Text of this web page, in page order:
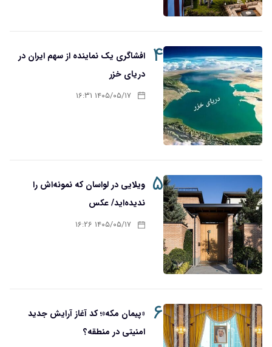
۴
افشاگری یک نماینده از سهم ایران در
دریای خزر
۱۴۰۵/۰۵/۱۷ ۱۶:۳۱
۵ ویلایی در لواسان که نمونه‌اش را
ندیده‌اید/ عکس
۱۴۰۵/۰۵/۱۷ ۱۶:۲۶
۶
«پیمان مکه»؛ کد آغاز آرایش جدید
امنیتی در منطقه؟